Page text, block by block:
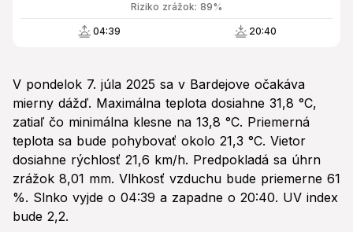
Riziko zrážok: 89%
04:39 20:40
V pondelok 7. júla 2025 sa v Bardejove očakáva
mierny dážď. Maximálna teplota dosiahne 31,8 °C,
zatiaľ čo minimálna klesne na 13,8 °C. Priemerná
teplota sa bude pohybovať okolo 21,3 °C. Vietor
dosiahne rýchlosť 21,6 km/h. Predpokladá sa úhrn
zrážok 8,01 mm. Vlhkosť vzduchu bude priemerne 61
%. Slnko vyjde o 04:39 a zapadne o 20:40. UV index
bude 2,2.